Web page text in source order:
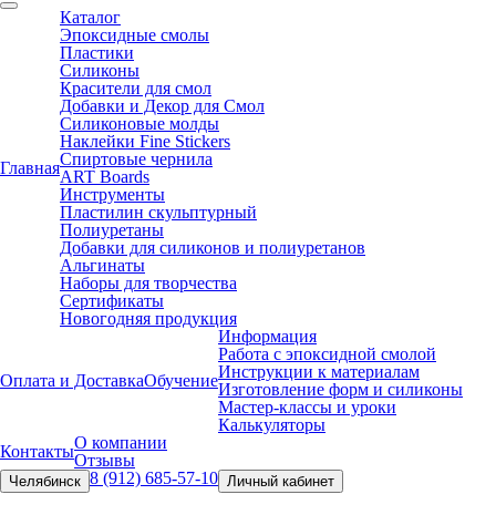
Главная
Каталог
Эпоксидные смолы
Пластики
Силиконы
Красители для смол
Добавки и Декор для Смол
Силиконовые молды
Наклейки Fine Stickers
Спиртовые чернила
ART Boards
Инструменты
Пластилин скульптурный
Полиуретаны
Добавки для силиконов и полиуретанов
Альгинаты
Наборы для творчества
Сертификаты
Новогодняя продукция
Оплата и ДоставкаОбучение
Информация
Работа с эпоксидной смолой
Инструкции к материалам
Изготовление форм и силиконы
Мастер-классы и уроки
Калькуляторы
КонтактыО компании
Отзывы
Челябинск 8 (912) 685-57-10 Личный кабинет